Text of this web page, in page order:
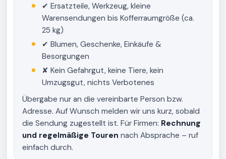
✔ Ersatzteile, Werkzeug, kleine
Warensendungen bis Kofferraumgröße (ca.
25 kg)
✔ Blumen, Geschenke, Einkäufe &
Besorgungen
✘ Kein Gefahrgut, keine Tiere, kein
Umzugsgut, nichts Verbotenes
Übergabe nur an die vereinbarte Person bzw.
Adresse. Auf Wunsch melden wir uns kurz, sobald
die Sendung zugestellt ist. Für Firmen: Rechnung
und regelmäßige Touren nach Absprache – ruf
einfach durch.